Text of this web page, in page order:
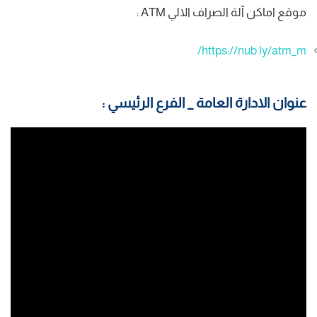
موقع اماكن آلة الصراف الالي ATM :
https://nub.ly/atm_m/
عنوان الادارة العامة _ الفرع الرئيسي :